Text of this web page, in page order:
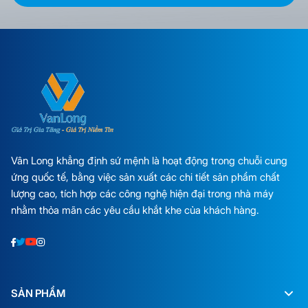
Vân Long khẳng định sứ mệnh là hoạt động trong chuỗi cung
ứng quốc tế, bằng việc sản xuất các chi tiết sản phẩm chất
lượng cao, tích hợp các công nghệ hiện đại trong nhà máy
nhằm thỏa mãn các yêu cầu khắt khe của khách hàng.
SẢN PHẨM